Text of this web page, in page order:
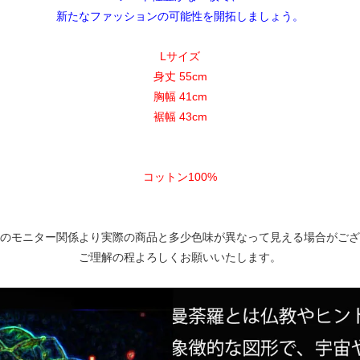
新たなファッションの可能性を開拓しましょう。
Lサイズ
身丈 55cm
胸幅 41cm
裾幅 43cm
コットン100%
モニター関係より実際の商品と多少色味が異なって見える場合がご
ご理解の程よろしくお願いいたします。